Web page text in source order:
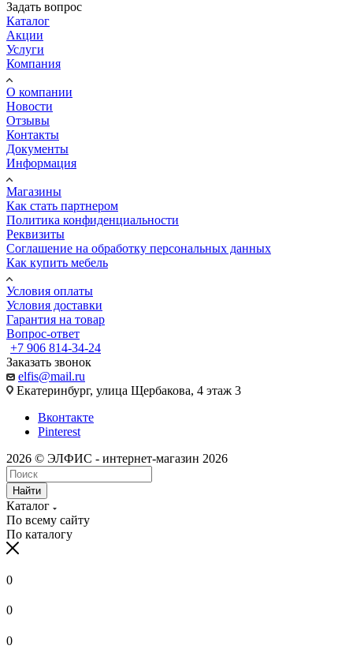
Задать вопрос
Каталог
Акции
Услуги
Компания
О компании
Новости
Отзывы
Контакты
Документы
Информация
Магазины
Как стать партнером
Политика конфиденциальности
Реквизиты
Соглашение на обработку персональных данных
Как купить мебель
Условия оплаты
Условия доставки
Гарантия на товар
Вопрос-ответ
+7 906 814-34-24
Заказать звонок
elfis@mail.ru
Екатеринбург, улица Щербакова, 4 этаж 3
Вконтакте
Pinterest
2026 © ЭЛФИС - интернет-магазин 2026
Найти
Каталог
По всему сайту
По каталогу
0
0
0